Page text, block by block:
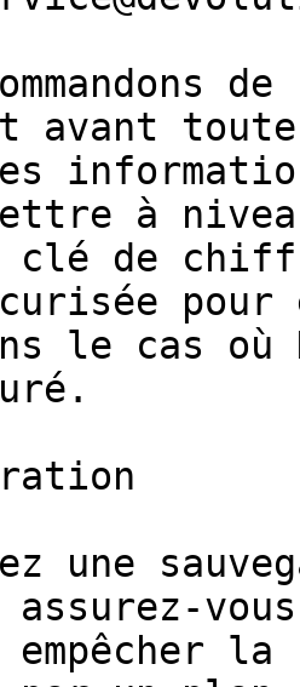
avant
à
de
le cas
une
assurez-
empêcher